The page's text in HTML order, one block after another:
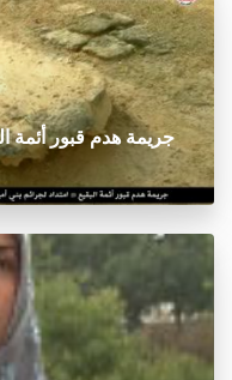
جريمة هدم قبور أئمة